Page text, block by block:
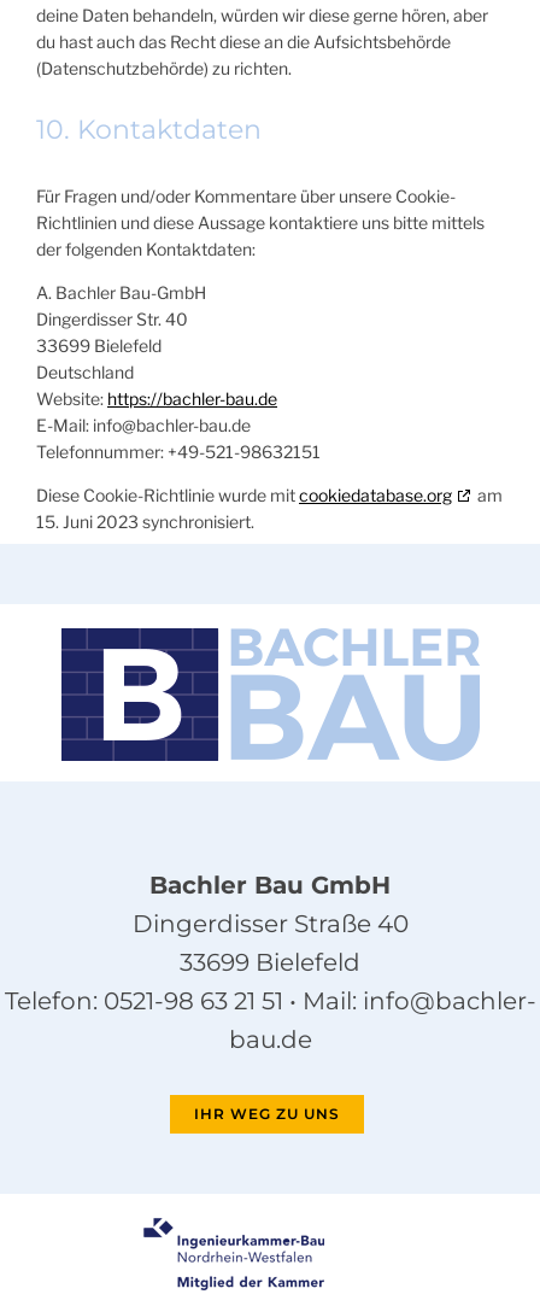
deine Daten behandeln, würden wir diese gerne hören, aber
du hast auch das Recht diese an die Aufsichtsbehörde
(Datenschutzbehörde) zu richten.
10. Kontaktdaten
Für Fragen und/oder Kommentare über unsere Cookie-
Richtlinien und diese Aussage kontaktiere uns bitte mittels
der folgenden Kontaktdaten:
A. Bachler Bau-GmbH
Dingerdisser Str. 40
33699 Bielefeld
Deutschland
Website: https://bachler-bau.de
E-Mail: info@bachler-bau.de
Telefonnummer: +49-521-98632151
Diese Cookie-Richtlinie wurde mitcookiedatabase.org
am
15. Juni 2023 synchronisiert.
Bachler Bau GmbH
Dingerdisser Straße 40
33699 Bielefeld
Telefon: 0521-98 63 21 51 • Mail: info@bachler-
bau.de
IHR WEG ZU UNS